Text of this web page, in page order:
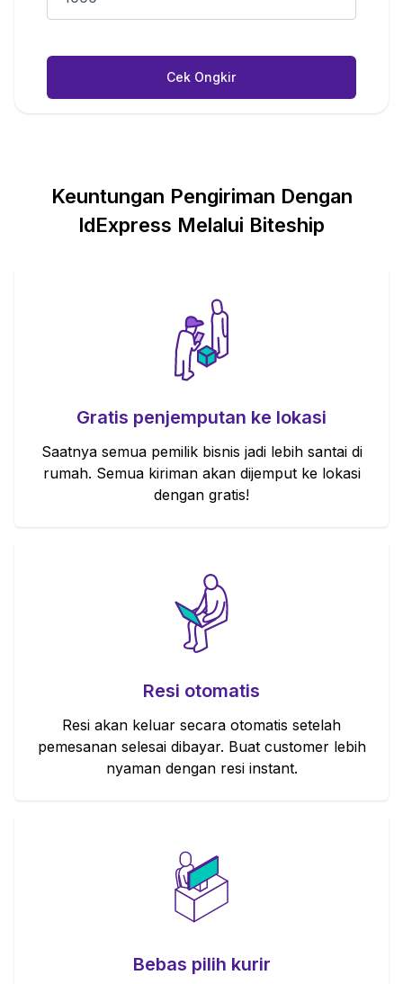
Cek Ongkir
Keuntungan Pengiriman Dengan
IdExpress Melalui Biteship
Gratis penjemputan ke lokasi
Saatnya semua pemilik bisnis jadi lebih santai di
rumah. Semua kiriman akan dijemput ke lokasi
dengan gratis!
Resi otomatis
Resi akan keluar secara otomatis setelah
pemesanan selesai dibayar. Buat customer lebih
nyaman dengan resi instant.
Bebas pilih kurir